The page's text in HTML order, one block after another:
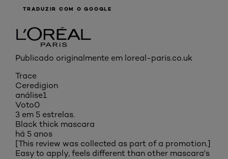
TRADUZIR COM O GOOGLE
Publicado originalmente em loreal-paris.co.uk
Trace
Ceredigion
análise1
Voto0
3 em 5 estrelas.
Black thick mascara
há 5 anos
[This review was collected as part of a promotion.]
Easy to apply, feels different than other mascara's